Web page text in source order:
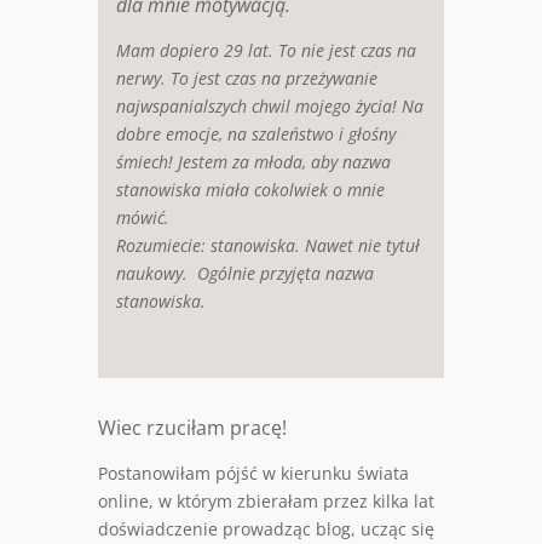
Mam dopiero 29 lat. To nie jest czas na
nerwy. To jest czas na przeżywanie
najwspanialszych chwil mojego życia! Na
dobre emocje, na szaleństwo i głośny
śmiech! Jestem za młoda, aby nazwa
stanowiska miała cokolwiek o mnie
mówić.
Rozumiecie: stanowiska. Nawet nie tytuł
naukowy. Ogólnie przyjęta nazwa
stanowiska.
Wiec rzuciłam pracę!
Postanowiłam pójść w kierunku świata
online, w którym zbierałam przez kilka lat
doświadczenie prowadząc blog, ucząc się